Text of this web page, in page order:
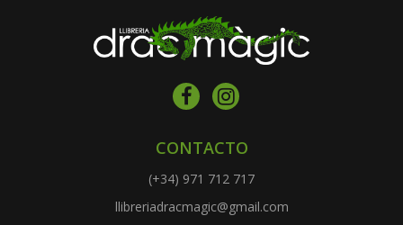
CONTACTO
(+34) 971 712 717
llibreriadracmagic@gmail.com